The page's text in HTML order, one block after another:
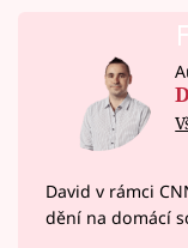
David v rámci
dění na domácí